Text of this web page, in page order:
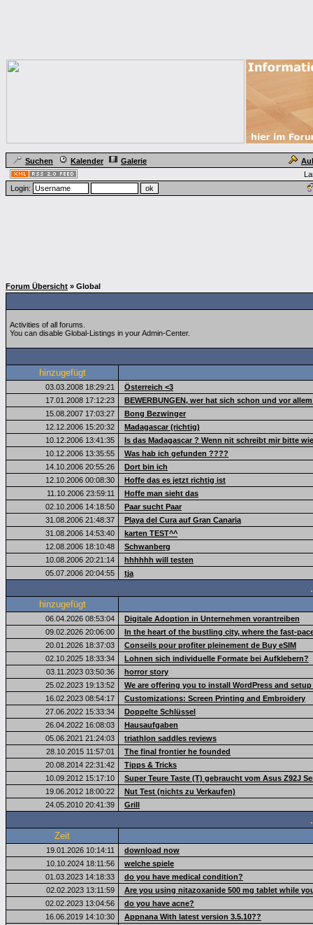
Suchen Kalender Galerie
Login:
Forum Übersicht » Global
Activities of all forums.
You can disable Global-Listings in your Admin-Center.
hinzugefügt
03.03.2008 18:29:21
Österreich <3
17.01.2008 17:12:23
BEWERBUNGEN, wer hat sich schon und vor
15.08.2007 17:03:27
Bong Bezwinger
12.12.2006 15:20:32
Madagascar (richtig)
10.12.2006 13:41:35
Is das Madagascar ? Wenn nit schreibt mir bitte
10.12.2006 13:35:55
Was hab ich gefunden ????
14.10.2006 20:55:26
Dort bin ich
12.10.2006 00:08:30
Hoffe das es jetzt richtig ist
11.10.2006 23:59:11
Hoffe man sieht das
02.10.2006 14:18:50
Paar sucht Paar
31.08.2006 21:48:37
Playa del Cura auf Gran Canaria
31.08.2006 14:53:40
karten TEST^^
12.08.2006 18:10:48
Schwanberg
10.08.2006 20:21:14
hhhhhh will testen
05.07.2006 20:04:55
tja
hinzugefügt
06.04.2026 08:53:04
Digitale Adoption in Unternehmen vorantreiben
09.02.2026 20:06:00
In the heart of the bustling city, where the fast-
20.01.2026 18:37:03
Conseils pour profiter pleinement de Buy eSIM
02.10.2025 18:33:34
Lohnen sich individuelle Formate bei Aufklebern?
03.11.2023 03:50:36
horror story
25.02.2023 19:13:52
We are offering you to install WordPress and
16.02.2023 08:54:17
Customizations: Screen Printing and Embroidery
27.06.2022 15:33:34
Doppelte Schlüssel
26.04.2022 16:08:03
Hausaufgaben
05.06.2021 21:24:03
triathlon saddles reviews
28.10.2015 11:57:01
The final frontier he founded
20.08.2014 22:31:42
Tipps & Tricks
10.09.2012 15:17:10
Super Teure Taste (T) gebraucht vom Asus Z92J
19.06.2012 18:00:22
Nut Test (nichts zu Verkaufen)
24.05.2010 20:41:39
Grill
Zeit
19.01.2026 10:14:11
download now
10.10.2024 18:11:56
welche spiele
01.03.2023 14:18:33
do you have medical condition?
02.02.2023 13:11:59
Are you using nitazoxanide 500 mg tablet while
02.02.2023 13:04:56
do you have acne?
16.06.2019 14:10:30
Appnana With latest version 3.5.10??